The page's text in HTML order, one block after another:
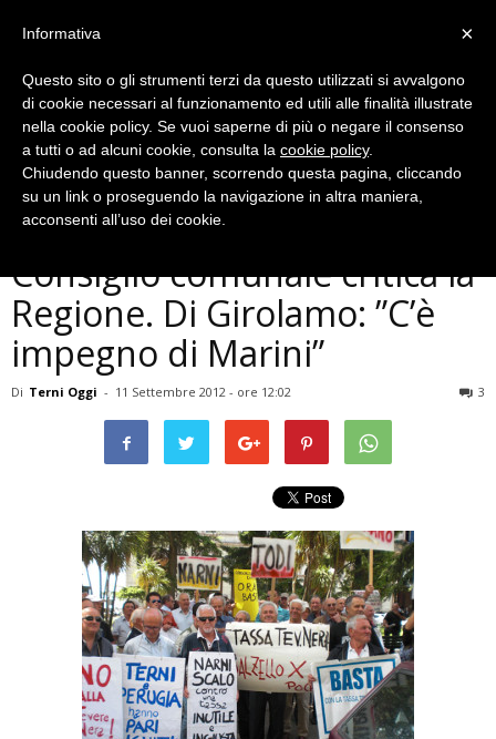
Politica
Tassa Tevere-Nera, il
Consiglio comunale critica la
Regione. Di Girolamo: ”C’è
impegno di Marini”
Di Terni Oggi - 11 Settembre 2012 - ore 12:02 3
×
Informativa
Questo sito o gli strumenti terzi da questo utilizzati si avvalgono
di cookie necessari al funzionamento ed utili alle finalità illustrate
nella cookie policy. Se vuoi saperne di più o negare il consenso
a tutti o ad alcuni cookie, consulta la cookie policy.
Chiudendo questo banner, scorrendo questa pagina, cliccando
su un link o proseguendo la navigazione in altra maniera,
acconsenti all’uso dei cookie.